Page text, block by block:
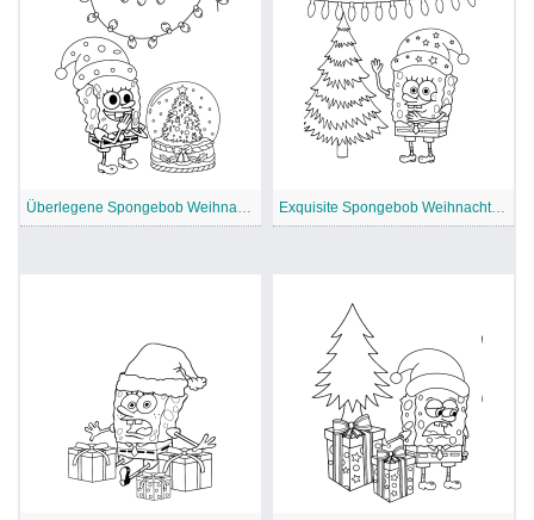
Überlegene Spongebob Weihnachten Malvorlage Exquisite Spongebob Weihnachten Malvorlage